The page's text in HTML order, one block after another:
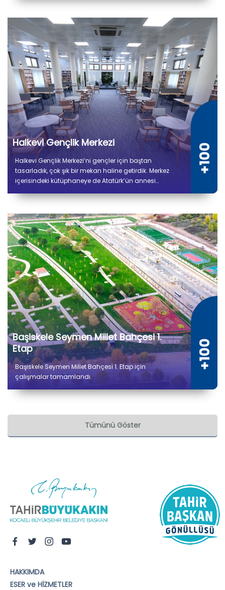
tesiste kuru ve soğuk depo alanları, gıda hazırlık,
Halkevi Gençlik Merkezi
Halkevi Gençlik Merkezi’ni gençler için baştan
tasarladık, çok şık bir mekan haline getirdik. Merkez
içerisindeki kütüphaneye de Atatürk’ün annesi
Başiskele Seymen Millet Bahçesi 1.
Etap
Başiskele Seymen Millet Bahçesi 1. Etap için
çalışmalar tamamlandı.
Tümünü Göster
HAKKIMDA
ESER ve HİZMETLER